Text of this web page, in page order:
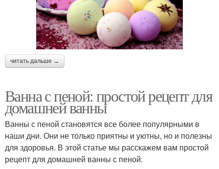
читать дальше →
Ванна с пеной: простой рецепт для
домашней ванны
Ванны с пеной становятся все более популярными в
наши дни. Они не только приятны и уютны, но и полезны
для здоровья. В этой статье мы расскажем вам простой
рецепт для домашней ванны с пеной.